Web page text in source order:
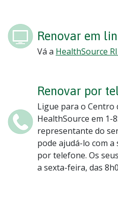
Renovar em
Vá a HealthSource
Renovar por
Ligue para o Centro
HealthSource em 1-
representante do
pode ajudá-lo com a
por telefone. Os
a sexta-feira, das